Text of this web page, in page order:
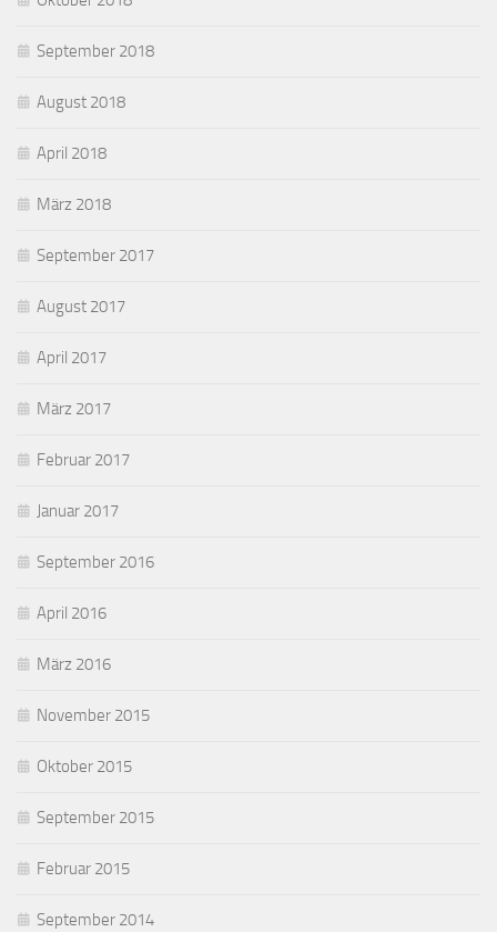
September 2018
August 2018
April 2018
März 2018
September 2017
August 2017
April 2017
März 2017
Februar 2017
Januar 2017
September 2016
April 2016
März 2016
November 2015
Oktober 2015
September 2015
Februar 2015
September 2014